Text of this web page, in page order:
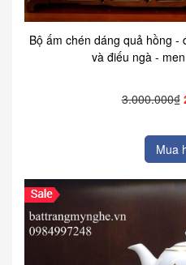
Bộ ấm chén dáng quả hồng -
và điếu ngà -
3.000.000₫
Mua